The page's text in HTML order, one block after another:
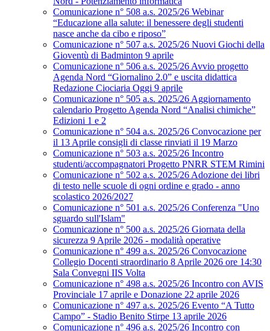
Comunicazione n° 508 a.s. 2025/26 Webinar
“Educazione alla salute: il benessere degli studenti
nasce anche da cibo e riposo”
Comunicazione n° 507 a.s. 2025/26 Nuovi Giochi della
Gioventù di Badminton 9 aprile
Comunicazione n° 506 a.s. 2025/26 Avvio progetto
Agenda Nord “Giornalino 2.0” e uscita didattica
Redazione Ciociaria Oggi 9 aprile
Comunicazione n° 505 a.s. 2025/26 Aggiornamento
calendario Progetto Agenda Nord “Analisi chimiche”
Edizioni 1 e 2
Comunicazione n° 504 a.s. 2025/26 Convocazione per
il 13 Aprile consigli di classe rinviati il 19 Marzo
Comunicazione n° 503 a.s. 2025/26 Incontro
studenti/accompagnatori Progetto PNRR STEM Rimini
Comunicazione n° 502 a.s. 2025/26 Adozione dei libri
di testo nelle scuole di ogni ordine e grado - anno
scolastico 2026/2027
Comunicazione n° 501 a.s. 2025/26 Conferenza "Uno
sguardo sull'Islam"
Comunicazione n° 500 a.s. 2025/26 Giornata della
sicurezza 9 Aprile 2026 - modalità operative
Comunicazione n° 499 a.s. 2025/26 Convocazione
Collegio Docenti straordinario 8 Aprile 2026 ore 14:30
Sala Convegni IIS Volta
Comunicazione n° 498 a.s. 2025/26 Incontro con AVIS
Provinciale 17 aprile e Donazione 22 aprile 2026
Comunicazione n° 497 a.s. 2025/26 Evento “A Tutto
Campo” - Stadio Benito Stirpe 13 aprile 2026
Comunicazione n° 496 a.s. 2025/26 Incontro con